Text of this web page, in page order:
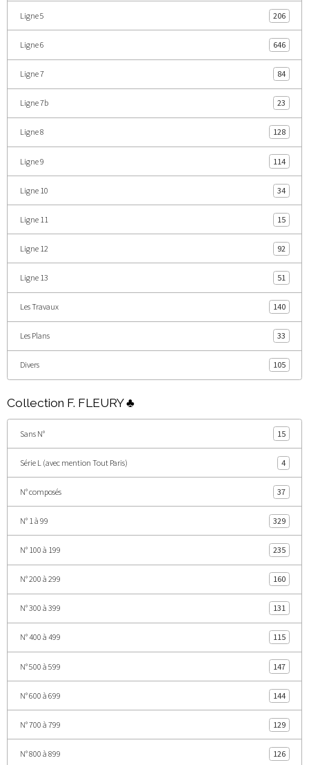
Ligne 5 206
Ligne 6 646
Ligne 7 84
Ligne 7b 23
Ligne 8 128
Ligne 9 114
Ligne 10 34
Ligne 11 15
Ligne 12 92
Ligne 13 51
Les Travaux 140
Les Plans 33
Divers 105
Collection F. FLEURY ♣
Sans N° 15
Série L (avec mention Tout Paris) 4
N° composés 37
N° 1 à 99 329
N° 100 à 199 235
N° 200 à 299 160
N° 300 à 399 131
N° 400 à 499 115
N° 500 à 599 147
N° 600 à 699 144
N° 700 à 799 129
N° 800 à 899 126